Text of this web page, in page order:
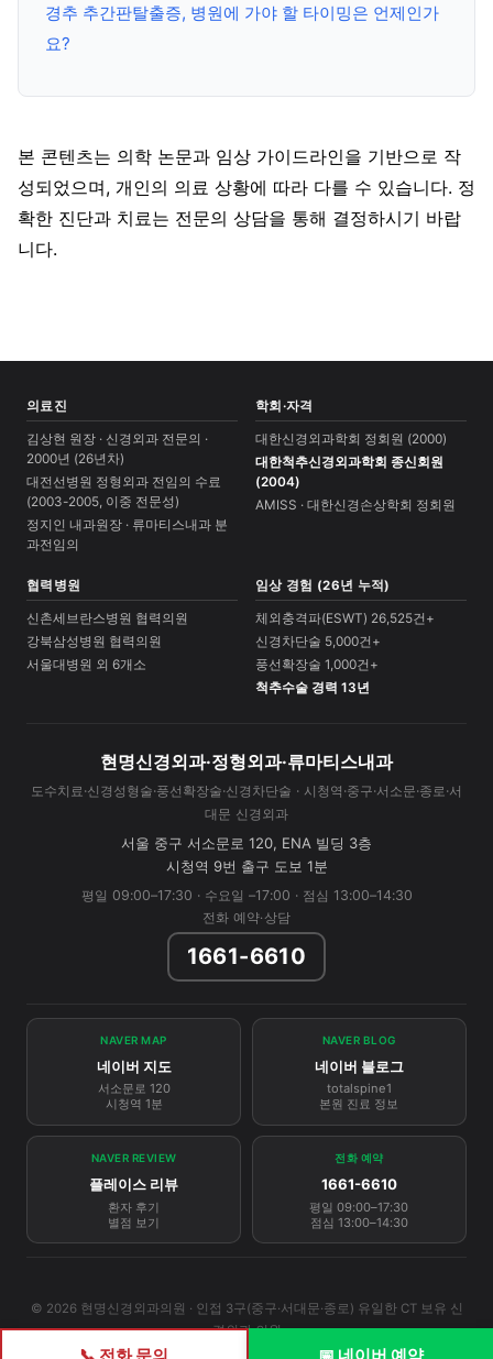
경추 추간판탈출증, 병원에 가야 할 타이밍은 언제인가
요?
본 콘텐츠는 의학 논문과 임상 가이드라인을 기반으로 작
성되었으며, 개인의 의료 상황에 따라 다를 수 있습니다. 정
확한 진단과 치료는 전문의 상담을 통해 결정하시기 바랍
니다.
의료진
김상현 원장 · 신경외과 전문의 ·
2000년 (26년차)
대전선병원 정형외과 전임의 수료
(2003-2005, 이중 전문성)
정지인 내과원장 · 류마티스내과 분
과전임의
학회·자격
대한신경외과학회 정회원 (2000)
대한척추신경외과학회 종신회원
(2004)
AMISS · 대한신경손상학회 정회원
협력병원
신촌세브란스병원 협력의원
강북삼성병원 협력의원
서울대병원 외 6개소
임상 경험 (26년 누적)
체외충격파(ESWT) 26,525건+
신경차단술 5,000건+
풍선확장술 1,000건+
척추수술 경력 13년
현명신경외과·정형외과·류마티스내과
도수치료·신경성형술·풍선확장술·신경차단술 · 시청역·중구·서소문·종로·서
대문 신경외과
서울 중구 서소문로 120, ENA 빌딩 3층
시청역 9번 출구 도보 1분
평일 09:00–17:30 · 수요일 –17:00 · 점심 13:00–14:30
전화 예약·상담
1661-6610
NAVER MAP
네이버 지도
서소문로 120
시청역 1분
NAVER BLOG
네이버 블로그
totalspine1
본원 진료 정보
NAVER REVIEW
플레이스 리뷰
환자 후기
별점 보기
전화 예약
1661-6610
평일 09:00–17:30
점심 13:00–14:30
© 2026 현명신경외과의원 · 인접 3구(중구·서대문·종로) 유일한 CT 보유 신
경외과 의원
📞 전화 문의 📅 네이버 예약